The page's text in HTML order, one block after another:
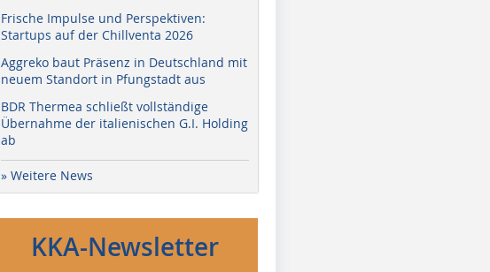
Frische Impulse und Perspektiven:
Startups auf der Chillventa 2026
Aggreko baut Präsenz in Deutschland mit
neuem Standort in Pfungstadt aus
BDR Thermea schließt vollständige
Übernahme der italienischen G.I. Holding
ab
» Weitere News
KKA-Newsletter